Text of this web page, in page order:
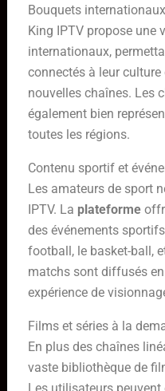
Bouquets
King IPTV propose une
internationaux,
connectés à leur culture
nouvelles chaînes. Les
également bien
toutes les régions.
Contenu sportif et
Les amateurs de sport
IPTV. La plateforme
des événements
football, le basket-ball,
matchs sont diffusés
expérience de
Films et séries à la
En plus des chaînes
vaste bibliothèque de